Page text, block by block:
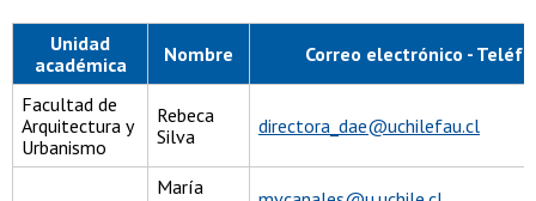
Unidad
académica
Nombre Correo electrónico -
Facultad de
Arquitectura y
Urbanismo
Rebeca
Silva
directora_dae@uchilefau.cl
María